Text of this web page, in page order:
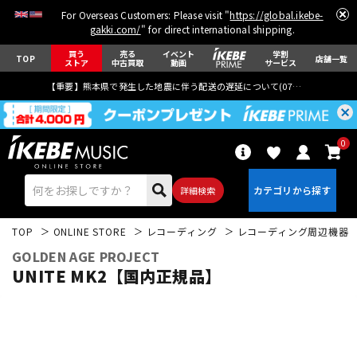
For Overseas Customers: Please visit "https://global.ikebe-
gakki.com/" for direct international shipping.
TOP 買う
ストア
売る
中古買取
イベント
動画
学割
サービス 店舗一覧
【重要】熊本県で発生した地震に伴う配送の遅延について(07月29日
詳細検索
0
TOP ONLINE STORE レコーディング レコーディング周辺機器
GOLDEN AGE PROJECT
UNITE MK2【国内正規品】